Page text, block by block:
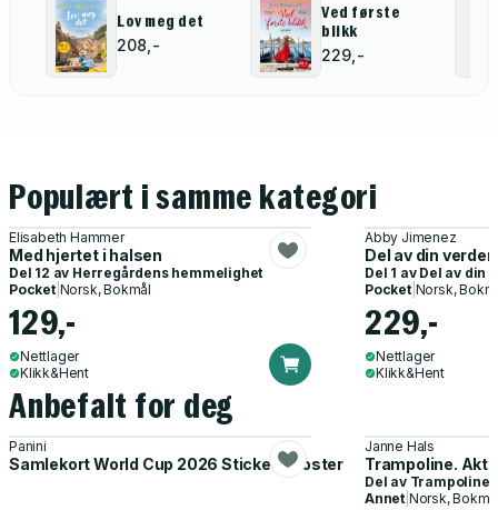
Lov meg det
208,-
Ved første
blikk
229,-
Populært i samme kategori
Elisabeth Hammer
Med hjertet i halsen
Del 12 av Herregårdens hemmelighet
Pocket| Norsk, Bokmål
129,-
Nettlager
Klikk&Hent
Abby Jimenez
Del av din verden
Del 1 av Del av din
Pocket| Norsk,
229,-
Nettlager
Klikk&Hent
Anbefalt for deg
Panini
Samlekort World Cup 2026 Sticker Booster
Janne Hals
Trampoline.
Del av Trampoline
Annet| Norsk,